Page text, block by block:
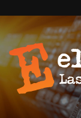
contenido